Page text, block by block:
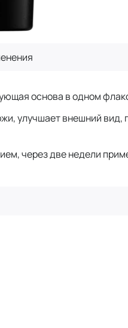
основа в одном
улучшает внешний вид,
через две недели